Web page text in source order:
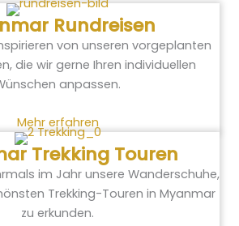
Rundreisen
von unseren vorgeplanten
die wir gerne Ihren individuellen
anpassen.
Mehr erfahren
Trekking Touren
im Jahr unsere Wanderschuhe,
Trekking-Touren in Myanmar
zu erkunden.